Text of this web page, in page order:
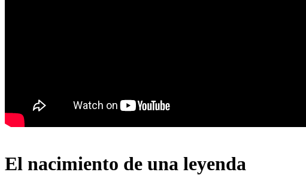
El nacimiento de una leyenda